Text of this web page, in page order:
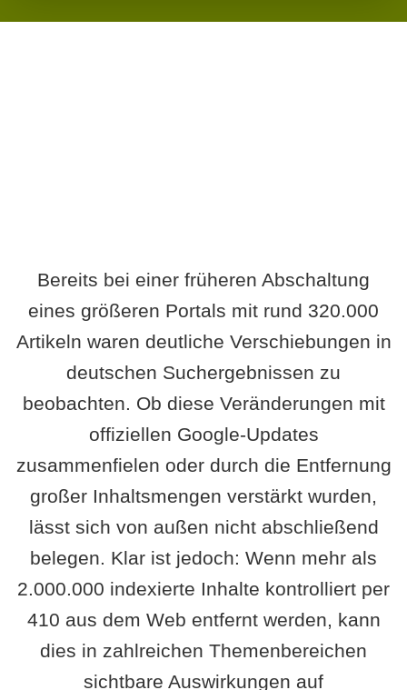
Bereits bei einer früheren Abschaltung
eines größeren Portals mit rund 320.000
Artikeln waren deutliche Verschiebungen in
deutschen Suchergebnissen zu
beobachten. Ob diese Veränderungen mit
offiziellen Google-Updates
zusammenfielen oder durch die Entfernung
großer Inhaltsmengen verstärkt wurden,
lässt sich von außen nicht abschließend
belegen. Klar ist jedoch: Wenn mehr als
2.000.000 indexierte Inhalte kontrolliert per
410 aus dem Web entfernt werden, kann
dies in zahlreichen Themenbereichen
sichtbare Auswirkungen auf